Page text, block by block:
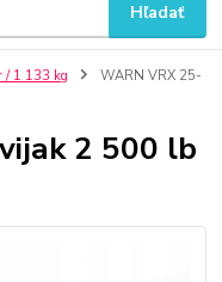
Hľadať
/ 1 133 kg
WARN VRX 25-
2 500 lb